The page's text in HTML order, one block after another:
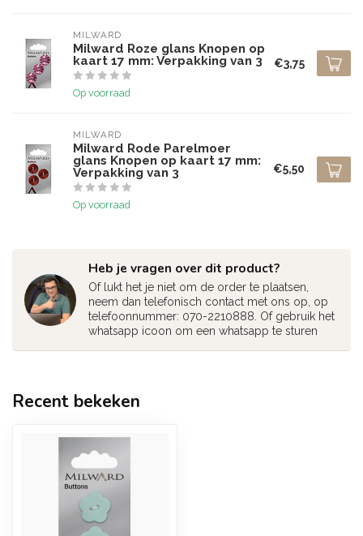
MILWARD
Milward Roze glans Knopen op
kaart 17 mm: Verpakking van 3
Op voorraad
€3,75
MILWARD
Milward Rode Parelmoer
glans Knopen op kaart 17 mm:
Verpakking van 3
Op voorraad
€5,50
Heb je vragen over dit product?
Of lukt het je niet om de order te plaatsen,
neem dan telefonisch contact met ons op, op
telefoonnummer: 070-2210888. Of gebruik het
whatsapp icoon om een whatsapp te sturen
Recent bekeken